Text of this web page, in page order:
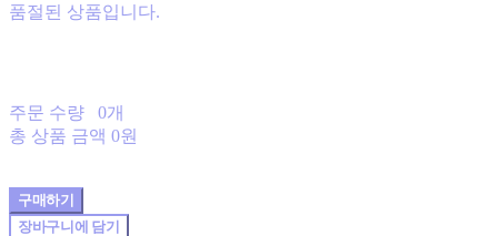
품절된 상품입니다.
주문 수량
0개
총 상품 금액 0원
구매하기
장바구니에 담기